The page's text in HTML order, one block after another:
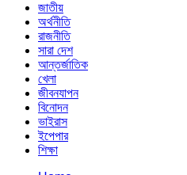
জাতীয়
অর্থনীতি
রাজনীতি
সারা দেশ
আন্তর্জাতিক
খেলা
জীবনযাপন
বিনোদন
ভাইরাস
ইপেপার
শিক্ষা